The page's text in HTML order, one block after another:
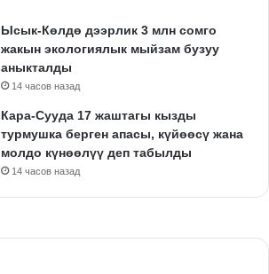
Ысык-Көлдө дээрлик 3 млн сомго
жакын экологиялык мыйзам бузуу
аныкталды
14 часов назад
Кара-Сууда 17 жаштагы кызды
турмушка берген апасы, күйөөсү жана
молдо күнөөлүү деп табылды
14 часов назад